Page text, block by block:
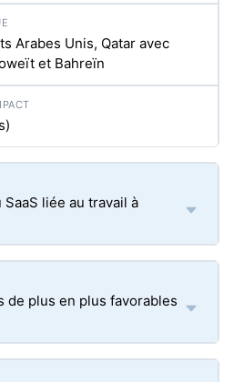
Arabes Unis, Qatar avec
et Bahreïn
liée au travail à
de plus en plus favorables